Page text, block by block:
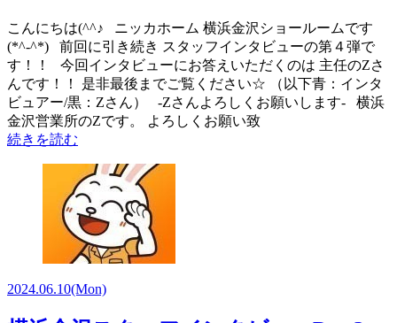
こんにちは(^^♪ ニッカホーム 横浜金沢ショールームです
(*^-^*) 前回に引き続き スタッフインタビューの第４弾で
す！！ 今回インタビューにお答えいただくのは 主任のZさ
んです！！ 是非最後までご覧ください☆ （以下青：インタ
ビュアー/黒：Zさん） -Zさんよろしくお願いします- 横浜
金沢営業所のZです。 よろしくお願い致
続きを読む
2024.06.10(Mon)